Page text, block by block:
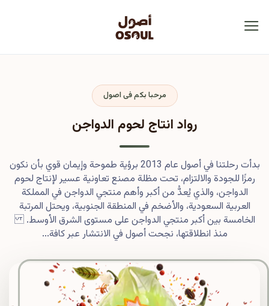
مرحبا بكم فى اصول
رواد انتاج لحوم الدواجن
بدأت رحلتنا في أصول عام 2013 برؤية طموحة وإيمان قوي بأن نكون
رمزًا للجودة والالتزام، تحت مظلة مصنع تعاونية عسير لإنتاج لحوم
الدواجن، والذي يُعدُّ من أكبر وأهم منتجي الدواجن في المملكة
العربية السعودية، والأضخم في المنطقة الجنوبية، ويحتل المرتبة
الخامسة بين أكبر منتجي الدواجن على مستوى الشرق الأوسط.
منذ انطلاقتها، نجحت أصول في الانتشار عبر كافة...